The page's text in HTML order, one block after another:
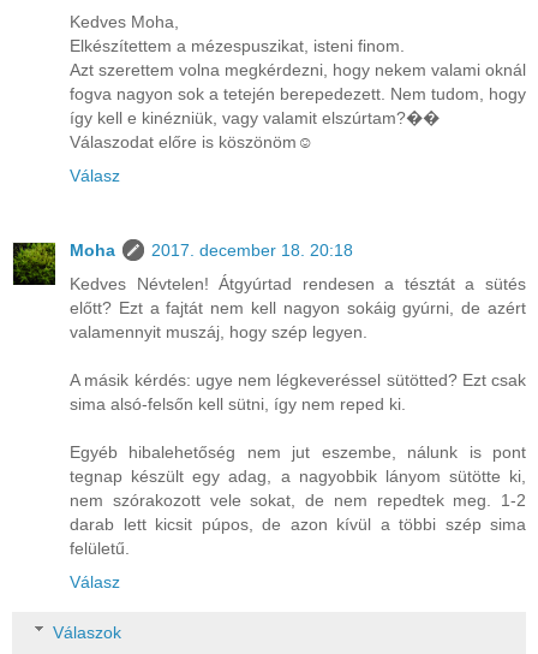
Kedves Moha,
Elkészítettem a mézespuszikat, isteni finom.
Azt szerettem volna megkérdezni, hogy nekem valami oknál
fogva nagyon sok a tetején berepedezett. Nem tudom, hogy
így kell e kinézniük, vagy valamit elszúrtam?��
Válaszodat előre is köszönöm☺️
Válasz
Moha
2017. december 18. 20:18
Kedves Névtelen! Átgyúrtad rendesen a tésztát a sütés
előtt? Ezt a fajtát nem kell nagyon sokáig gyúrni, de azért
valamennyit muszáj, hogy szép legyen.
A másik kérdés: ugye nem légkeveréssel sütötted? Ezt csak
sima alsó-felsőn kell sütni, így nem reped ki.
Egyéb hibalehetőség nem jut eszembe, nálunk is pont
tegnap készült egy adag, a nagyobbik lányom sütötte ki,
nem szórakozott vele sokat, de nem repedtek meg. 1-2
darab lett kicsit púpos, de azon kívül a többi szép sima
felületű.
Válasz
Válaszok